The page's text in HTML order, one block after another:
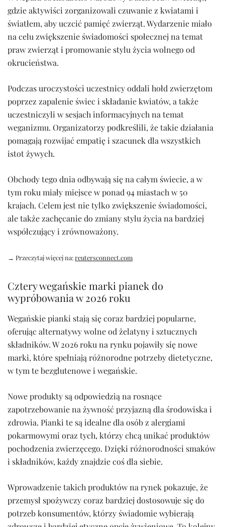
gdzie aktywiści zorganizowali czuwanie z kwiatami i
światłem, aby uczcić pamięć zwierząt. Wydarzenie miało
na celu zwiększenie świadomości społecznej na temat
praw zwierząt i promowanie stylu życia wolnego od
okrucieństwa.
Podczas uroczystości uczestnicy oddali hołd zwierzętom
poprzez zapalenie świec i składanie kwiatów, a także
uczestniczyli w sesjach informacyjnych na temat
weganizmu. Organizatorzy podkreślili, że takie działania
pomagają rozwijać empatię i szacunek dla wszystkich
istot żywych.
Obchody tego dnia odbywają się na całym świecie, a w
tym roku miały miejsce w ponad 94 miastach w 50
krajach. Celem jest nie tylko zwiększenie świadomości,
ale także zachęcanie do zmiany stylu życia na bardziej
współczujący i zrównoważony.
→ Przeczytaj więcej na:reutersconnect.com
Cztery wegańskie marki pianek do
wypróbowania w 2026 roku
Wegańskie pianki stają się coraz bardziej popularne,
oferując alternatywy wolne od żelatyny i sztucznych
składników. W 2026 roku na rynku pojawiły się nowe
marki, które spełniają różnorodne potrzeby dietetyczne,
w tym te bezglutenowe i wegańskie.
Nowe produkty są odpowiedzią na rosnące
zapotrzebowanie na żywność przyjazną dla środowiska i
zdrowia. Pianki te są idealne dla osób z alergiami
pokarmowymi oraz tych, którzy chcą unikać produktów
pochodzenia zwierzęcego. Dzięki różnorodności smaków
i składników, każdy znajdzie coś dla siebie.
Wprowadzenie takich produktów na rynek pokazuje, że
przemysł spożywczy coraz bardziej dostosowuje się do
potrzeb konsumentów, którzy świadomie wybierają